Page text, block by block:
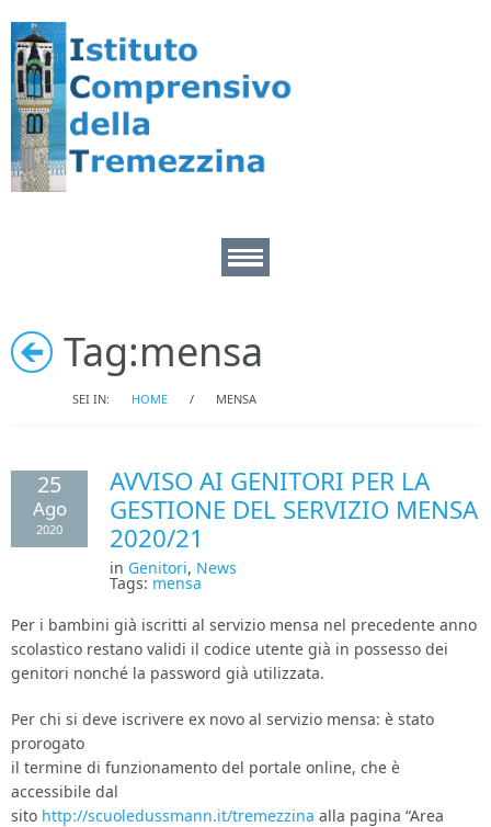
Home
Area Docenti
Area Genitori
Contatti e Orari
Tag:mensa
SEI IN: HOME / MENSA
25
Ago
2020
AVVISO AI GENITORI PER LA
GESTIONE DEL SERVIZIO MENSA
2020/21
in Genitori, News
Tags: mensa
Per i bambini già iscritti al servizio mensa nel precedente anno
scolastico restano validi il codice utente già in possesso dei
genitori nonché la password già utilizzata.
Per chi si deve iscrivere ex novo al servizio mensa: è stato
prorogato
il termine di funzionamento del portale online, che è
accessibile dal
sito http://scuoledussmann.it/tremezzina alla pagina “Area